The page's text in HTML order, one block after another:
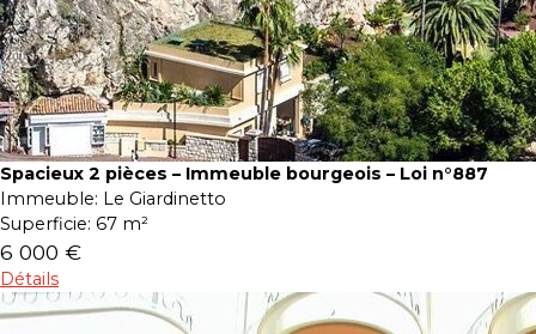
Spacieux 2 pièces – Immeuble bourgeois – Loi n°887
Immeuble: Le Giardinetto
Superficie: 67 m²
6 000 €
Détails